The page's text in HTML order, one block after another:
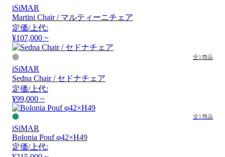
iSiMAR
Martini Chair / マルティーニチェア
定価/上代:
¥107,000 ~
全1商品
iSiMAR
Sedna Chair / セドナチェア
定価/上代:
¥99,000 ~
全1商品
iSiMAR
Bolonia Pouf φ42×H49
定価/上代: